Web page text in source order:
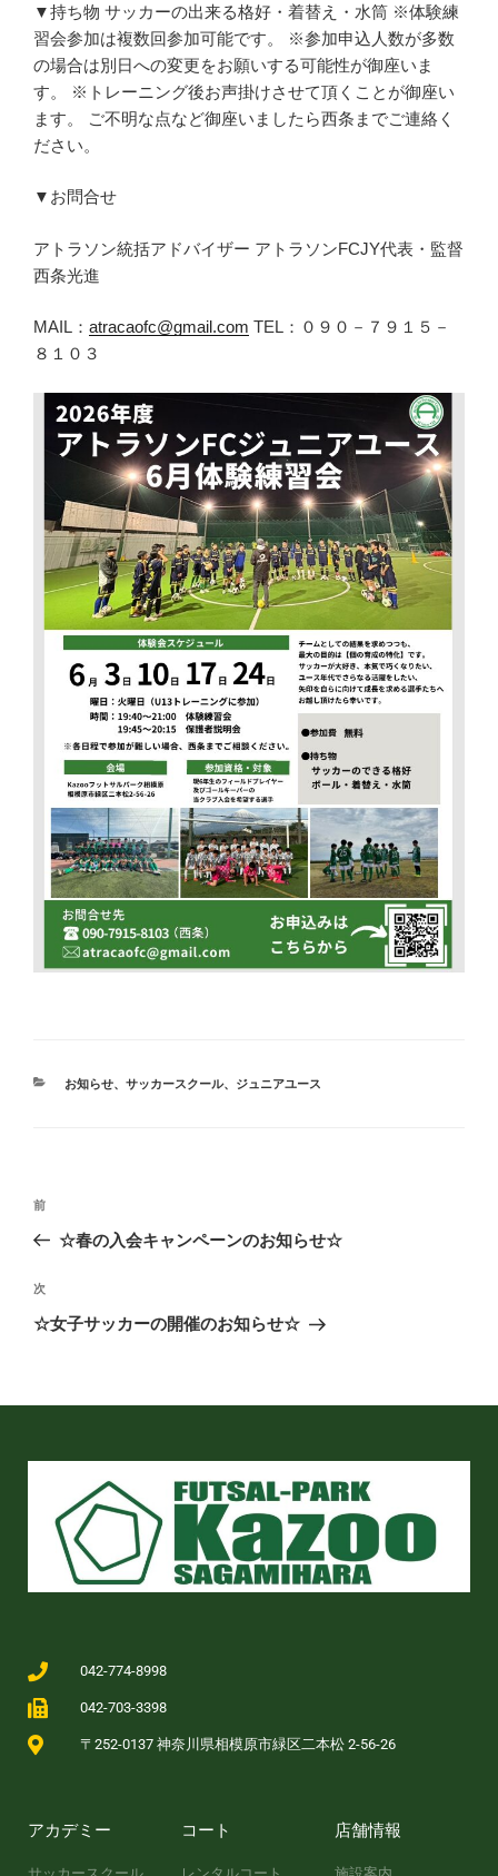
▼持ち物 サッカーの出来る格好・着替え・水筒 ※体験練
習会参加は複数回参加可能です。 ※参加申込人数が多数
の場合は別日への変更をお願いする可能性が御座いま
す。 ※トレーニング後お声掛けさせて頂くことが御座い
ます。 ご不明な点など御座いましたら西条までご連絡く
ださい。
▼お問合せ
アトラソン統括アドバイザー アトラソンFCJY代表・監督
西条光進
MAIL： atracaofc@gmail.com TEL：０９０－７９１５－
８１０３
お知らせ、 サッカースクール、 ジュニアユース
前
☆春の入会キャンペーンのお知らせ☆
次
☆女子サッカーの開催のお知らせ☆
042-774-8998
042-703-3398
〒252-0137 神奈川県相模原市緑区二本松 2-56-26
アカデミー コート 店舗情報